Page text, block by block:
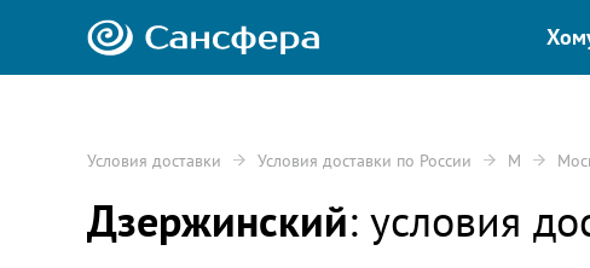
Условия доставки Условия доставки по России М
Дзержинский: условия